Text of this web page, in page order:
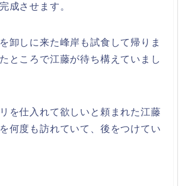
成させます。
卸しに来た峰岸も試食して帰りま
ところで江藤が待ち構えていまし
を仕入れて欲しいと頼まれた江藤
何度も訪れていて、後をつけてい